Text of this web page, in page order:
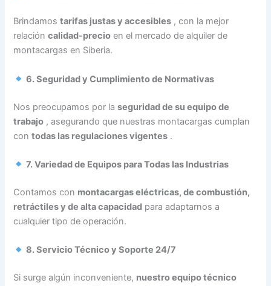
Brindamostarifas justas y accesibles , con la mejor
relacióncalidad-precio en el mercado de alquiler de
montacargas en Siberia.
6. Seguridad y Cumplimiento de Normativas
Nos preocupamos por laseguridad de su equipo de
trabajo , asegurando que nuestras montacargas cumplan
contodas las regulaciones vigentes .
7. Variedad de Equipos para Todas las Industrias
Contamos con montacargas eléctricas, de combustión,
retráctiles y de alta capacidad para adaptarnos a
cualquier tipo de operación.
8. Servicio Técnico y Soporte 24/7
Si surge algún inconveniente, nuestro equipo técnico